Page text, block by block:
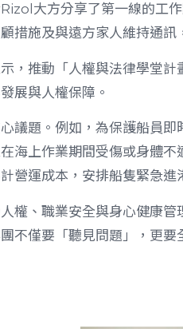
大方分享了第一線的工
措施及與遠方家人維持通
，推動「人權與法律學堂
展與人權保障。
議題。例如，為保護船員
海上作業期間受傷或身體
營運成本，安排船隻緊急
權、職業安全與身心健康
不僅要「聽見問題」，更